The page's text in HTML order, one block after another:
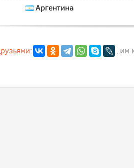
Аргентина
, им